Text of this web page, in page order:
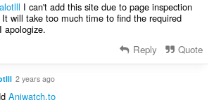
I can't add this site due to page inspection
will take too much time to find the required
apologize.
Reply Quote
2 years ago
Aniwatch.to